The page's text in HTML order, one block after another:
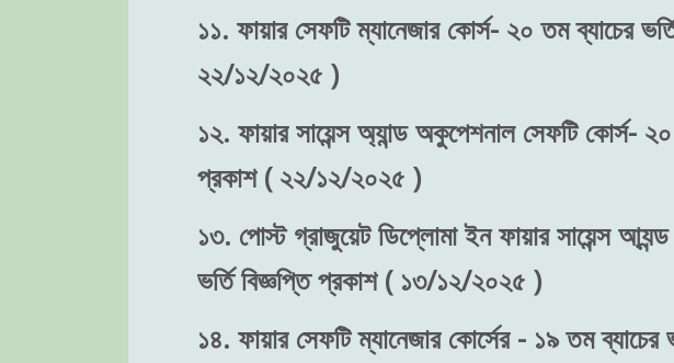
১১. ফায়ার সেফটি ম্যানেজার কোর্স- ২০ তম ব্যাচের
২২/১২/২০২৫ )
১২. ফায়ার সায়েন্স অ্যান্ড অকুপেশনাল সেফটি কোর্স-
প্রকাশ ( ২২/১২/২০২৫ )
১৩. পোস্ট গ্রাজুয়েট ডিপ্লোমা ইন ফায়ার সায়েন্স
ভর্তি বিজ্ঞপ্তি প্রকাশ ( ১৩/১২/২০২৫ )
১৪. ফায়ার সেফটি ম্যানেজার কোর্সের - ১৯ তম ব্যাচের